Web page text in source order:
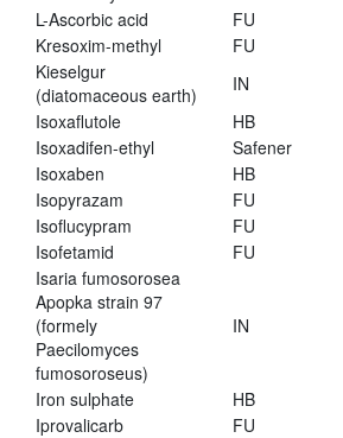
L-Ascorbic acid
FU
Kresoxim-methyl
FU
Kieselgur
(diatomaceous earth)
IN
Isoxaflutole
HB
Isoxadifen-ethyl
Safener
Isoxaben
HB
Isopyrazam
FU
Isoflucypram
FU
Isofetamid
FU
Isaria fumosorosea
Apopka strain 97
(formely
Paecilomyces
fumosoroseus)
IN
Iron sulphate HB
Iprovalicarb
FU